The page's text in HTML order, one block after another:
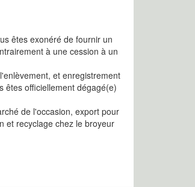
êtes exonéré de fournir un
à une cession à un
et enregistrement
êtes officiellement dégagé(e)
de l'occasion, export pour
et recyclage chez le broyeur